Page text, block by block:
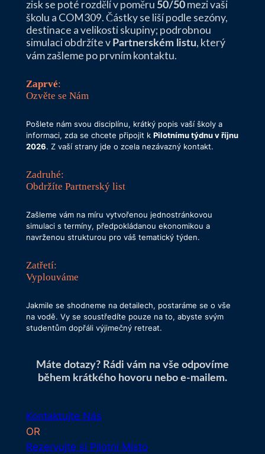
zisk se poté rozdělí v poměru 50/50mezi vaši
školu a COM309. Částky se liší podle sezóny,
destinace a velikosti skupiny; podrobnou
simulaci obdržíte v Partnerském listu, který
vám zašleme po prvním kontaktu.
Zaprvé:
Ozvěte se Nám
Pošlete nám svou disciplínu, krátký popis vaší školy a
informaci, zda se chcete připojit k Pilotnímu týdnu v říjnu
2026. Z vaší strany jde o zcela nezávazný kontakt.
Zadruhé:
Obdržíte Partnerský list
Zašleme vám na míru vytvořenou jednostránkovou
simulaci s termíny, předpokládanou ekonomikou a
navrženou strukturou pro váš tematický týden.
Zatřetí:
Vyplouváme
Jakmile se shodneme na detailech, postaráme se o vše
na vodě. Vy se soustředíte pouze na to, abyste svým
studentům dopřáli výjimečný retreat.
Máte dotazy? Rádi vám na vše odpovíme
během krátkého hovoru nebo e-mailem.
Kontaktujte Nás
OR
Rezervujte si Pilotní Místo